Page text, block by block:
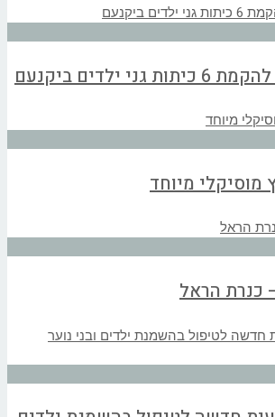
ילדים ביקנעם
מוסיקלי מיוחד
כנרת הראל